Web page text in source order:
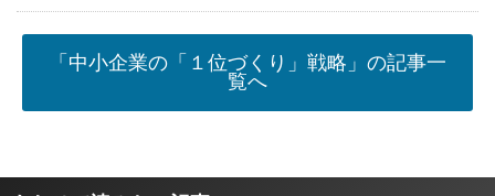
「中小企業の「１位づくり」戦略」の記事一
覧へ